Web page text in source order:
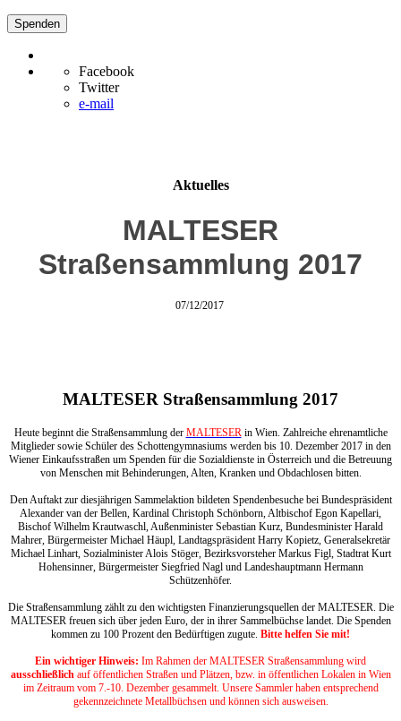
Spenden
Facebook
Twitter
e-mail
Aktuelles
MALTESER
Straßensammlung 2017
07/12/2017
MALTESER Straßensammlung 2017
Heute beginnt die Straßensammlung der MALTESERin Wien. Zahlreiche ehrenamtliche
Mitglieder sowie Schüler des Schottengymnasiums werden bis 10. Dezember 2017 in den
Wiener Einkaufsstraßen um Spenden für die Sozialdienste in Österreich und die Betreuung
von Menschen mit Behinderungen, Alten, Kranken und Obdachlosen bitten.
Den Auftakt zur diesjährigen Sammelaktion bildeten Spendenbesuche bei Bundespräsident
Alexander van der Bellen, Kardinal Christoph Schönborn, Altbischof Egon Kapellari,
Bischof Wilhelm Krautwaschl, Außenminister Sebastian Kurz, Bundesminister Harald
Mahrer, Bürgermeister Michael Häupl, Landtagspräsident Harry Kopietz, Generalsekretär
Michael Linhart, Sozialminister Alois Stöger, Bezirksvorsteher Markus Figl, Stadtrat Kurt
Hohensinner, Bürgermeister Siegfried Nagl und Landeshauptmann Hermann
Schützenhöfer.
Die Straßensammlung zählt zu den wichtigsten Finanzierungsquellen der MALTESER. Die
MALTESER freuen sich über jeden Euro, der in ihrer Sammelbüchse landet. Die Spenden
kommen zu 100 Prozent den Bedürftigen zugute. Bitte helfen Sie mit!
Ein wichtiger Hinweis: Im Rahmen der MALTESER Straßensammlung wird
ausschließlichauf öffentlichen Straßen und Plätzen, bzw. in öffentlichen Lokalen in Wien
im Zeitraum vom 7.-10. Dezember gesammelt. Unsere Sammler haben entsprechend
gekennzeichnete Metallbüchsen und können sich ausweisen.